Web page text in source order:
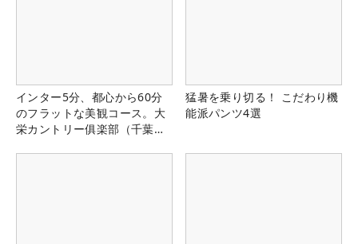
インター5分、都心から60分
のフラットな美観コース。大
栄カントリー俱楽部（千葉
猛暑を乗り切る！ こだわり機
能派パンツ4選